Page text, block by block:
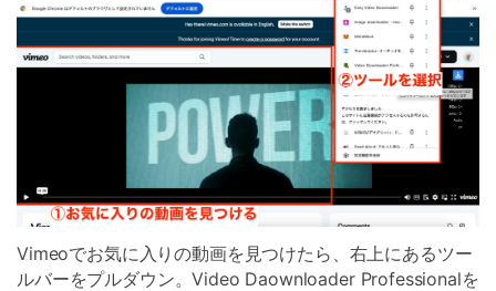
Vimeoでお気に入りの動画を見つけたら、右上にあるツー
ルバーをプルダウン。Video Daownloader Professionalを